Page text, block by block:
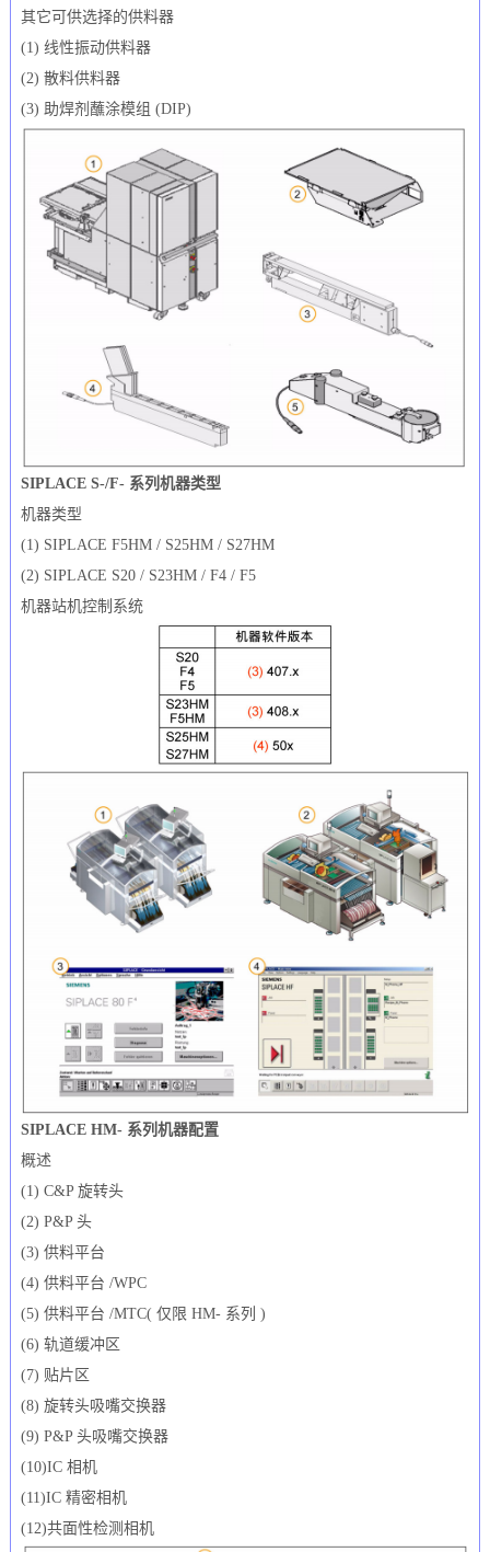
其它可供选择的供料器
(1) 线性振动供料器
(2) 散料供料器
(3) 助焊剂蘸涂模组 (DIP)
SIPLACE S-/F- 系列机器类型
机器类型
(1) SIPLACE F5HM / S25HM / S27HM
(2) SIPLACE S20 / S23HM / F4 / F5
机器站机控制系统
SIPLACE HM- 系列机器配置
概述
(1) C&P 旋转头
(2) P&P 头
(3) 供料平台
(4) 供料平台 /WPC
(5) 供料平台 /MTC( 仅限 HM- 系列 )
(6) 轨道缓冲区
(7) 贴片区
(8) 旋转头吸嘴交换器
(9) P&P 头吸嘴交换器
(10)IC 相机
(11)IC 精密相机
(12)共面性检测相机